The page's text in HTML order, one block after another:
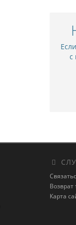
с
Возврат
Карта